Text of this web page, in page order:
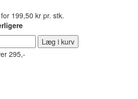
199,50 kr pr. stk.
Læg i kurv
295,-